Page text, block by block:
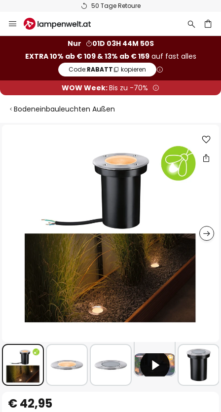
50 Tage Retoure
Inhalt
Nur
01D 03H 44M 50S
EXTRA 10% ab € 109 & 13% ab € 159auf fast alles
Code:RABATT kopieren
WOW Week:Bis zu -70%
Bodeneinbauleuchten Außen
Anfang
€ 42,95